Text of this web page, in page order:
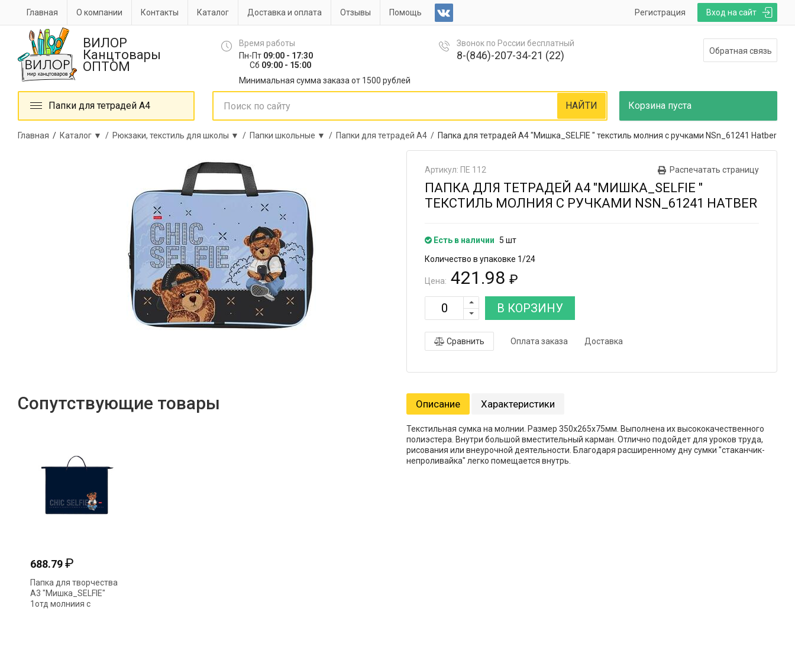
Вход на сайт
Регистрация
Главная О компании Контакты Каталог Доставка и оплата Отзывы Помощь
ВИЛОР
Канцтовары
ОПТОМ
Время работы
Пн-Пт 09:00 - 17:30
Сб 09:00 - 15:00
Минимальная сумма заказа от 1500 рублей
Звонок по России бесплатный
8-(846)-207-34-21 (22) Обратная связь
Папки для тетрадей А4 Корзина пуста
НАЙТИ
Главная / Каталог ▼ / Рюкзаки, текстиль для школы ▼ / Папки школьные ▼ / Папки для тетрадей А4 / Папка для тетрадей А4 "Мишка_SELFIE " текстиль молния с ручками NSn_61241 Hatber
Распечатать страницу
Артикул: ПЕ 112
ПАПКА ДЛЯ ТЕТРАДЕЙ А4 "МИШКА_SELFIE "
ТЕКСТИЛЬ МОЛНИЯ С РУЧКАМИ NSN_61241 HATBER
Есть в наличии
5 шт
Количество в упаковке 1/24
Цена: 421.98 ₽
В КОРЗИНУ
Сравнить Оплата заказа Доставка
Сопутствующие товары
688.79₽
Папка для творчества
А3 "Мишка_SELFIE"
1отд молниия с
Описание Характеристики
Текстильная сумка на молнии. Размер 350х265х75мм. Выполнена их высококачественного
полиэстера. Внутри большой вместительный карман. Отлично подойдет для уроков труда,
рисования или внеурочной деятельности. Благодаря расширенному дну сумки "стаканчик-
непроливайка" легко помещается внутрь.